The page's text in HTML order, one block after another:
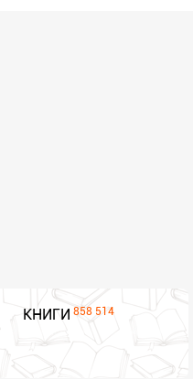
КНИГИ 858 514